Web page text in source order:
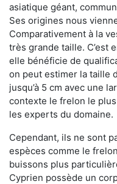
asiatique géant,
Ses origines nous
Comparativement à la
très grande taille. C’est
elle bénéficie de
on peut estimer la taille
jusqu’à 5 cm avec une
contexte le frelon le
les experts du domaine.
Cependant, ils ne sont
espèces comme le
buissons plus
Cyprien possède un